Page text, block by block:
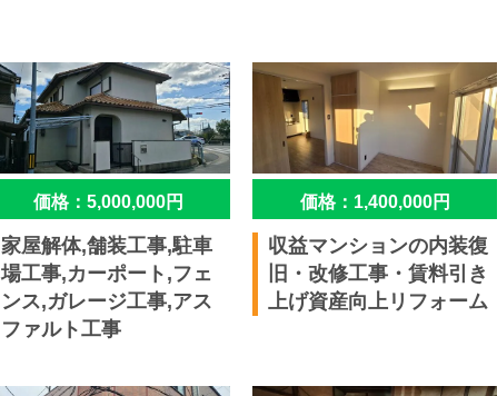
価格：5,000,000円
家屋解体,舗装工事,駐車
場工事,カーポート,フェ
ンス,ガレージ工事,アス
ファルト工事
価格：1,400,000円
収益マンションの内装復
旧・改修工事・賃料引き
上げ資産向上リフォーム